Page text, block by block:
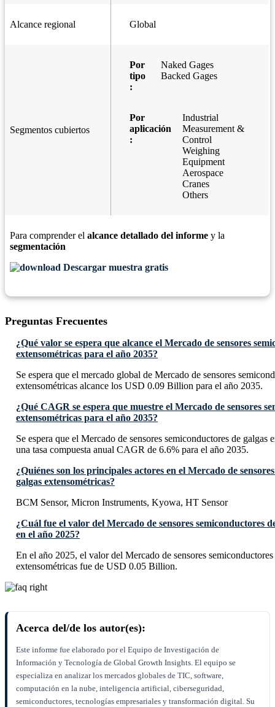
Alcance regional Global
Segmentos cubiertos
Por
tipo
:
Naked Gages
Backed Gages
Por
aplicación
:
Industrial
Measurement &
Control
Weighing
Equipment
Aerospace
Cranes
Others
Para comprender el alcance detallado del informe y la
segmentación
Descargar muestra gratis
Preguntas Frecuentes
¿Qué valor se espera que alcance el Mercado de sensores
extensométricas para el año 2035?
Se espera que el mercado global de Mercado de sensores
extensométricas alcance los USD 0.09 Billion para el año 2035.
¿Qué CAGR se espera que muestre el Mercado de sensores
extensométricas para el año 2035?
Se espera que el Mercado de sensores semiconductores de galgas
una tasa compuesta anual CAGR de 6.6% para el año 2035.
¿Quiénes son los principales actores en el Mercado de
galgas extensométricas?
BCM Sensor, Micron Instruments, Kyowa, HT Sensor
¿Cuál fue el valor del Mercado de sensores semiconductores
en el año 2025?
En el año 2025, el valor del Mercado de sensores semiconductores
extensométricas fue de USD 0.05 Billion.
Acerca del/de los autor(es):
Este informe fue elaborado por el Equipo de Investigación de
Información y Tecnología de Global Growth Insights. El equipo se
especializa en analizar los mercados globales de TIC, software,
computación en la nube, inteligencia artificial, ciberseguridad,
semiconductores, tecnologías empresariales y transformación digital. Su